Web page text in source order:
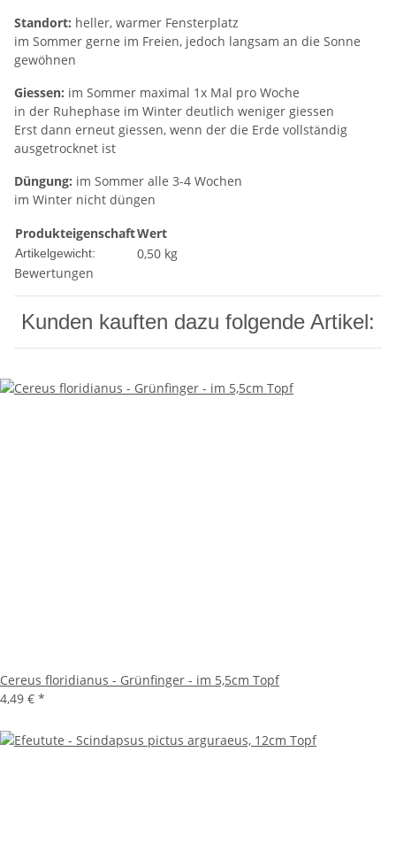
Standort: heller, warmer Fensterplatz
im Sommer gerne im Freien, jedoch langsam an die Sonne
gewöhnen
Giessen: im Sommer maximal 1x Mal pro Woche
in der Ruhephase im Winter deutlich weniger giessen
Erst dann erneut giessen, wenn der die Erde vollständig
ausgetrocknet ist
Düngung: im Sommer alle 3-4 Wochen
im Winter nicht düngen
ProdukteigenschaftWert
Artikelgewicht: 0,50 kg
Bewertungen
Kunden kauften dazu folgende Artikel:
Cereus floridianus - Grünfinger - im 5,5cm Topf
4,49 € *